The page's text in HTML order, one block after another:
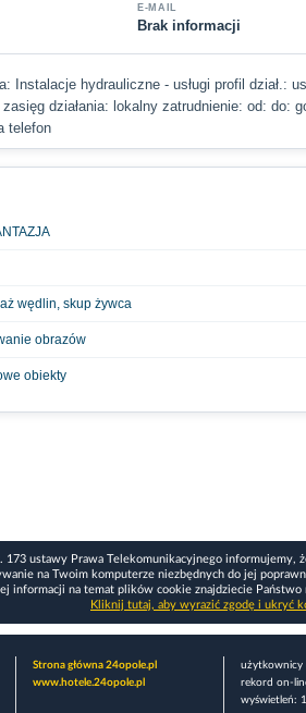
E-MAIL
Brak informacji
Instalacje hydrauliczne - usługi profil dział.:
działania: lokalny zatrudnienie: od: do:
telefon
wędlin, skup żywca
obrazów
obiekty
173 ustawy Prawa Telekomunikacyjnego informujemy,
na Twoim komputerze niezbędnych do jej
informacji na temat plików cookie znajdziecie Państwo
Kliknij tutaj, aby wyrazić zgodę i ukryć
Strona główna 24opole.pl
www.hotele.24opole.pl
użytkownicy
rekord on-
wyświetleń: